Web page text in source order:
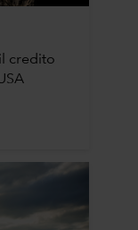
credito